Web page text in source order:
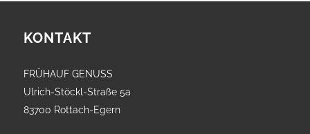
KONTAKT
FRÜHAUF GENUSS
Ulrich-Stöckl-Straße 5a
83700 Rottach-Egern